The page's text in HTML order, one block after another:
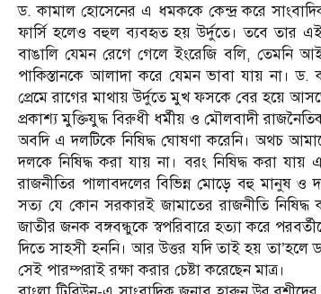
ড. কামাল হোসেনের এ ধমককে কেন্দ্র করে
ফার্সি হলেও বহুল ব্যবহৃত হয় উর্দুতে। তবে তার
বাঙালি যেমন রেগে গেলে ইংরেজি বলি, তেমনি
পাকিস্তানকে আলাদা করে যেমন ভাবা যায় না। ড.
প্রেমে রাগের মাথায় উর্দুতে মুখ ফসকে বের হয়ে
প্রকাশ্য মুক্তিযুদ্ধ বিরুধী ধর্মীয় ‌ও মৌলবাদী
অবদি এ দলটিকে নিষিদ্ধ ঘোষণা করেনি। অথচ
দলকে নিষিদ্ধ করা যায় না। বরং নিষিদ্ধ করা যায়
রাজনীতির পালাবদলের বিভিন্ন মোড়ে বহু মানুষ ‌ও
সত্য যে কোন সরকারই জামাতের রাজনীতি
জাতীর জনক বঙ্গবন্ধুকে স্বপরিবারে হত্যা করে
দিতে সাহসী হননি। আর উত্তর যদি তাই হয়
সেই পারম্পরাই রক্ষা করার চেষ্টা করেছেন মাত্র।